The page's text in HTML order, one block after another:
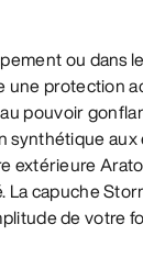
ou dans
une protection
pouvoir
synthétique
extérieure
capuche
de votre